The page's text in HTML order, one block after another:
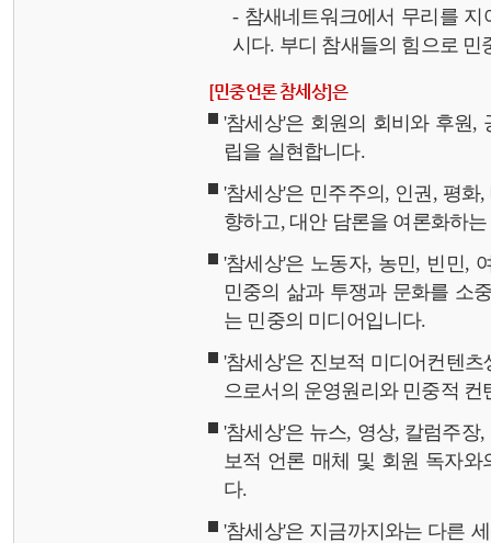
- 참새네트워크에서 무리를
시다. 부디 참새들의 힘으로 민
[민중언론 참세상]은
'참세상'은 회원의 회비와 후원,
립을 실현합니다.
'참세상'은 민주주의, 인권, 평
향하고, 대안 담론을 여론화하
'참세상'은 노동자, 농민, 빈민,
민중의 삶과 투쟁과 문화를 소
는 민중의 미디어입니다.
'참세상'은 진보적 미디어컨텐
으로서의 운영원리와 민중적
'참세상'은 뉴스, 영상, 칼럼주
보적 언론 매체 및 회원 독자와
다.
'참세상'은 지금까지와는 다른